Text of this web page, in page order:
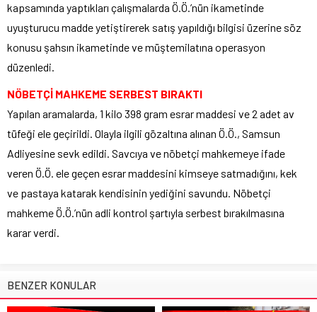
kapsamında yaptıkları çalışmalarda Ö.Ö.’nün ikametinde
uyuşturucu madde yetiştirerek satış yapıldığı bilgisi üzerine söz
konusu şahsın ikametinde ve müştemilatına operasyon
düzenledi.
NÖBETÇİ MAHKEME SERBEST BIRAKTI
Yapılan aramalarda, 1 kilo 398 gram esrar maddesi ve 2 adet av
tüfeği ele geçirildi. Olayla ilgili gözaltına alınan Ö.Ö., Samsun
Adliyesine sevk edildi. Savcıya ve nöbetçi mahkemeye ifade
veren Ö.Ö. ele geçen esrar maddesini kimseye satmadığını, kek
ve pastaya katarak kendisinin yediğini savundu. Nöbetçi
mahkeme Ö.Ö.’nün adli kontrol şartıyla serbest bırakılmasına
karar verdi.
BENZER KONULAR